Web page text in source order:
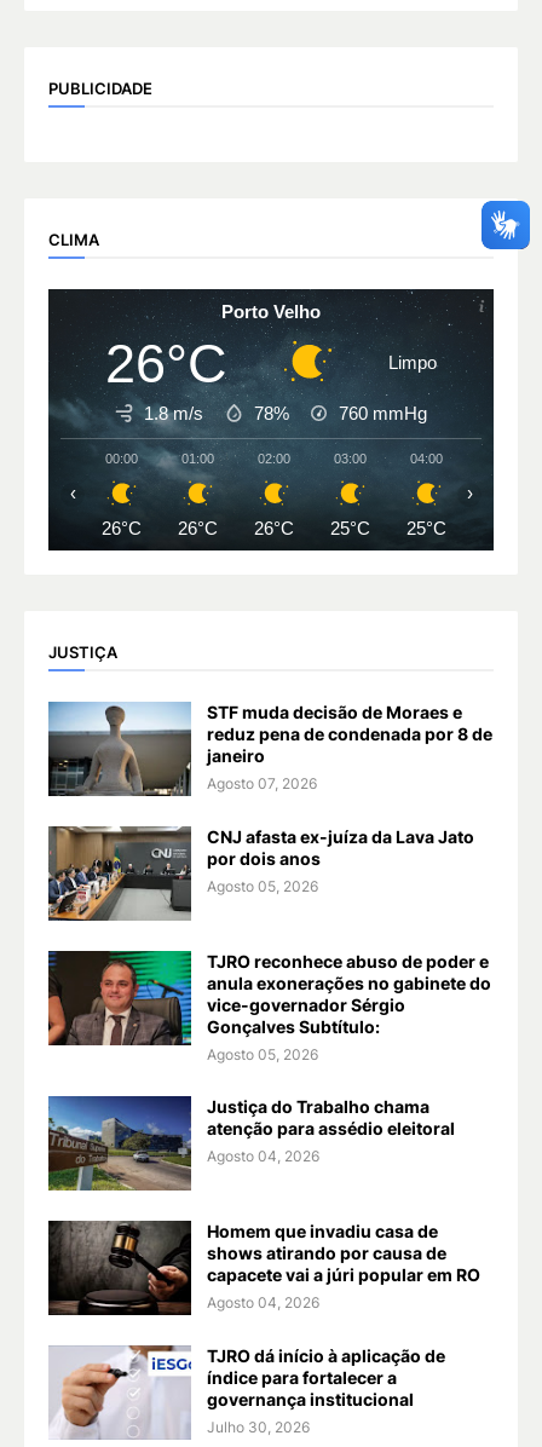
PUBLICIDADE
CLIMA
Porto Velho
26°C Limpo
1.8 m/s 78% 760 mmHg
00:00
26°C
01:00
26°C
02:00
26°C
03:00
25°C
04:00
25°C
‹ ›
JUSTIÇA
STF muda decisão de Moraes e
reduz pena de condenada por 8 de
janeiro
Agosto 07, 2026
CNJ afasta ex-juíza da Lava Jato
por dois anos
Agosto 05, 2026
TJRO reconhece abuso de poder e
anula exonerações no gabinete do
vice-governador Sérgio
Gonçalves Subtítulo:
Agosto 05, 2026
Justiça do Trabalho chama
atenção para assédio eleitoral
Agosto 04, 2026
Homem que invadiu casa de
shows atirando por causa de
capacete vai a júri popular em RO
Agosto 04, 2026
TJRO dá início à aplicação de
índice para fortalecer a
governança institucional
Julho 30, 2026